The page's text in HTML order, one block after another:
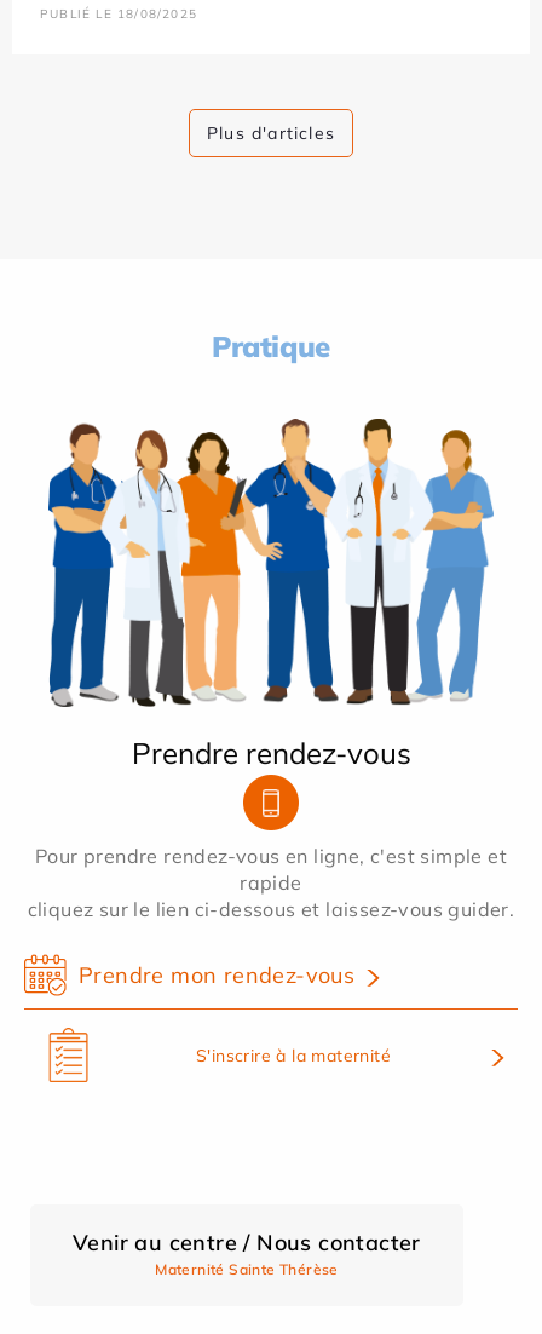
PUBLIÉ LE 18/08/2025
Plus d'articles
Pratique
Prendre rendez-vous
Pour prendre rendez-vous en ligne, c'est simple et
rapide
cliquez sur le lien ci-dessous et laissez-vous guider.
Prendre mon rendez-vous
S'inscrire à la maternité
Venir au centre / Nous contacter
Maternité Sainte Thérèse